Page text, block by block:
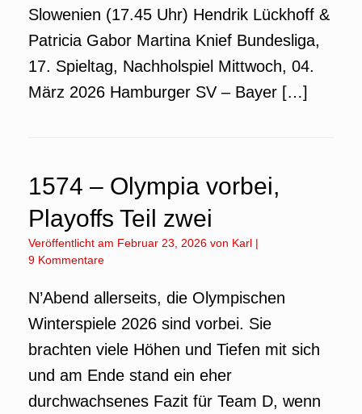
Slowenien (17.45 Uhr) Hendrik Lückhoff &
Patricia Gabor Martina Knief Bundesliga,
17. Spieltag, Nachholspiel Mittwoch, 04.
März 2026 Hamburger SV – Bayer […]
1574 – Olympia vorbei,
Playoffs Teil zwei
Veröffentlicht am Februar 23, 2026 von Karl |
9 Kommentare
N’Abend allerseits, die Olympischen
Winterspiele 2026 sind vorbei. Sie
brachten viele Höhen und Tiefen mit sich
und am Ende stand ein eher
durchwachsenes Fazit für Team D, wenn